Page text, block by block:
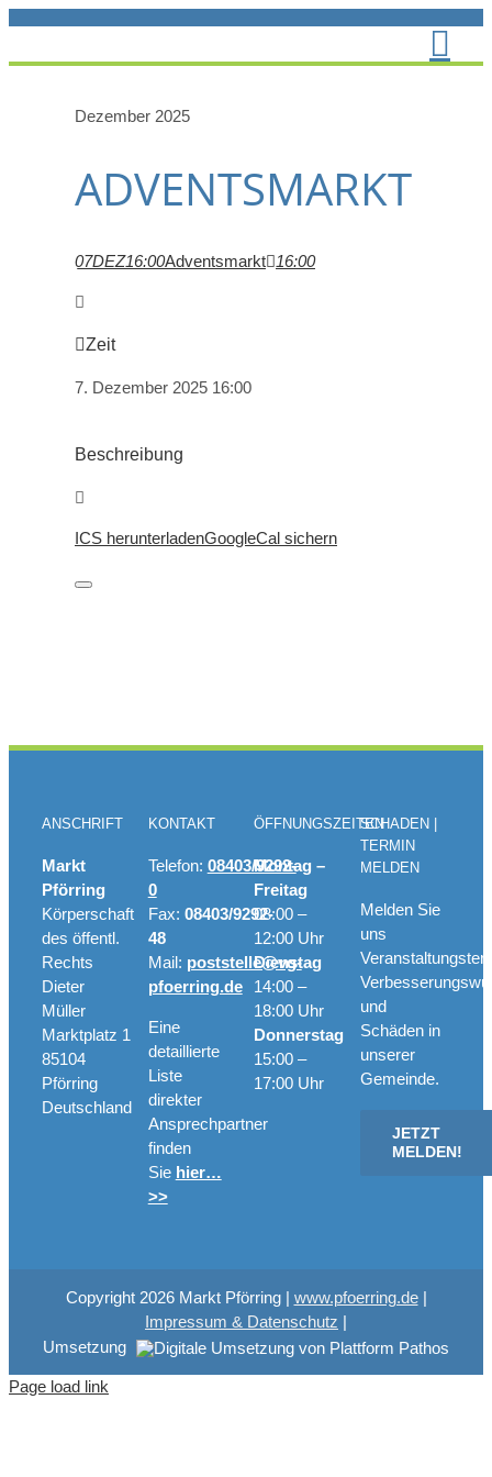
springen
Dezember 2025
ADVENTSMARKT
07DEZ16:00Adventsmarkt 16:00
Zeit
7. Dezember 2025 16:00
Beschreibung
ICS herunterladenGoogleCal sichern
ANSCHRIFT
Markt
Pförring
Körperschaft
des öffentl.
Rechts
Dieter
Müller
Marktplatz 1
85104
Pförring
Deutschland
KONTAKT
Telefon: 08403/9292-
0
Fax: 08403/9292-
48
Mail: poststelle@vg-
pfoerring.de
Eine
detaillierte
Liste
direkter
Ansprechpartner
finden
Sie hier…
>>
ÖFFNUNGSZEITEN
Montag –
Freitag
08:00 –
12:00 Uhr
Dienstag
14:00 –
18:00 Uhr
Donnerstag
15:00 –
17:00 Uhr
SCHADEN |
TERMIN
MELDEN
Melden Sie
uns
und
Schäden in
unserer
Gemeinde.
JETZT
MELDEN!
Copyright 2026 Markt Pförring | www.pfoerring.de|
Impressum & Datenschutz |
Umsetzung
Page load link